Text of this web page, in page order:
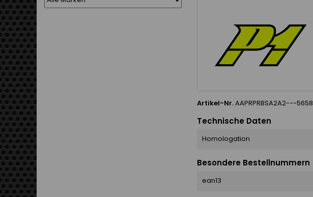
Artikel-Nr.AAPRPRBSA2A2---5658
Technische Daten
Homologation
Besondere Bestellnummern
ean13